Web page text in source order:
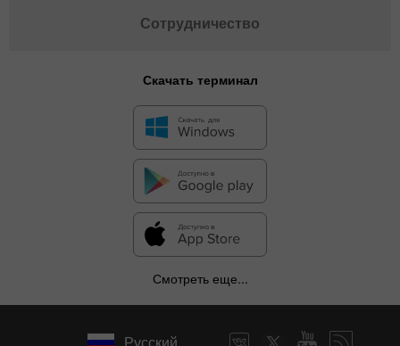
Сотрудничество
Скачать терминал
Смотреть еще...